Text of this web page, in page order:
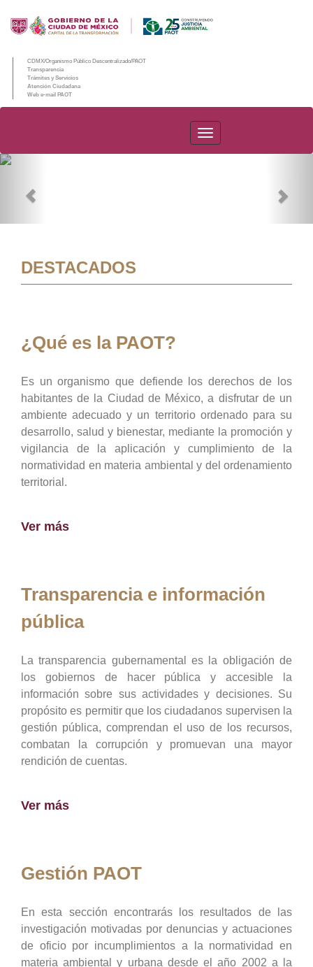
CDMX/Organismo Público Descentralizado/PAOT
Transparencia
Trámites y Servicios
Atención Ciudadana
Web e-mail PAOT
PAOT
DESTACADOS
¿Qué es la PAOT?
Es un organismo que defiende los derechos de los
habitantes de la Ciudad de México, a disfrutar de un
ambiente adecuado y un territorio ordenado para su
desarrollo, salud y bienestar, mediante la promoción y
vigilancia de la aplicación y cumplimiento de la
normatividad en materia ambiental y del ordenamiento
territorial.
Ver más
Transparencia e información
pública
La transparencia gubernamental es la obligación de
los gobiernos de hacer pública y accesible la
información sobre sus actividades y decisiones. Su
propósito es permitir que los ciudadanos supervisen la
gestión pública, comprendan el uso de los recursos,
combatan la corrupción y promuevan una mayor
rendición de cuentas.
Ver más
Gestión PAOT
En esta sección encontrarás los resultados de las
investigación motivadas por denuncias y actuaciones
de oficio por incumplimientos a la normatividad en
materia ambiental y urbana desde el año 2002 a la